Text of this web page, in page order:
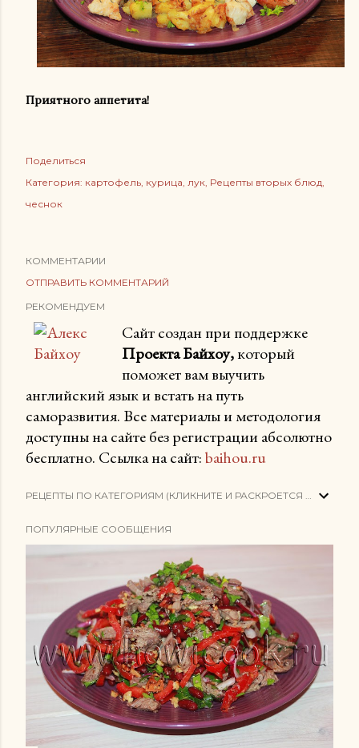
Приятного аппетита!
Поделиться
Категория: картофель курица лук Рецепты вторых блюд
чеснок
КОММЕНТАРИИ
ОТПРАВИТЬ КОММЕНТАРИЙ
РЕКОМЕНДУЕМ
Сайт создан при поддержке
Проекта Байхоу,который
поможет вам выучить
английский язык и встать на путь
саморазвития. Все материалы и методология
доступны на сайте без регистрации абсолютно
бесплатно. Ссылка на сайт:baihou.ru
РЕЦЕПТЫ ПО КАТЕГОРИЯМ (КЛИКНИТЕ И РАСКРОЕТСЯ СПИСОК)
ПОПУЛЯРНЫЕ СООБЩЕНИЯ